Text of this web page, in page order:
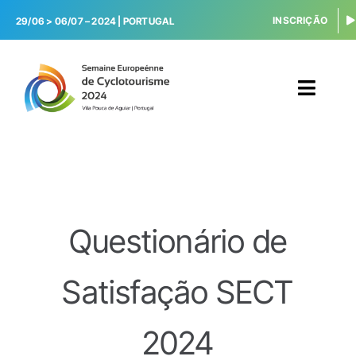
content
INSCRIÇÃO
29/06 > 06/07 – 2024 | PORTUGAL
CAMPING
SERVIÇOS
Questionário de
Satisfação SECT
2024